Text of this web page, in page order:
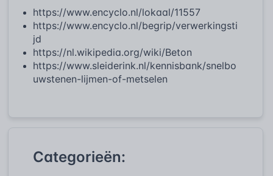
https://www.encyclo.nl/lokaal/11557
https://www.encyclo.nl/begrip/verwerkingsti
jd
https://nl.wikipedia.org/wiki/Beton
https://www.sleiderink.nl/kennisbank/snelbo
uwstenen-lijmen-of-metselen
Categorieën: